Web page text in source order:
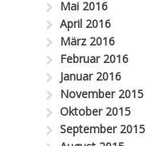
Mai 2016
April 2016
März 2016
Februar 2016
Januar 2016
November 2015
Oktober 2015
September 2015